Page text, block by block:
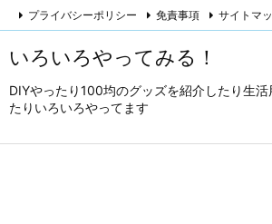
いろいろやってみる！
DIYやったり100均のグッズを紹介したり生
たりいろいろやってます
プライバシーポリシー 免責事項 サイトマ